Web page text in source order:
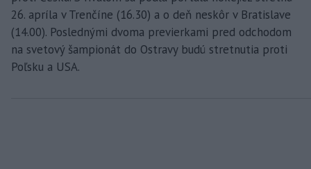
26. apríla v Trenčíne (16.30) a o deň neskôr v Bratislave
(14.00). Poslednými dvoma previerkami pred odchodom
na svetový šampionát do Ostravy budú stretnutia proti
Poľsku a USA.